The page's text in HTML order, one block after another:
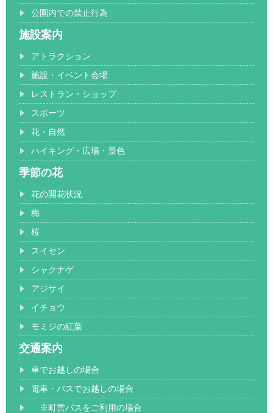
公園内での禁止行為
施設案内
アトラクション
施設・イベント会場
レストラン・ショップ
スポーツ
花・自然
ハイキング・広場・景色
季節の花
花の開花状況
梅
桜
スイセン
シャクナゲ
アジサイ
イチョウ
モミジの紅葉
交通案内
車でお越しの場合
電車・バスでお越しの場合
※町営バスをご利用の場合